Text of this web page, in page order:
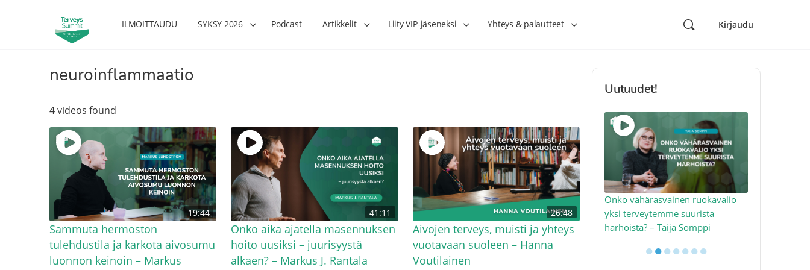
ILMOITTAUDU SYKSY 2026 Podcast Artikkelit Liity VIP-jäseneksi Yhteys & palautteet Kirjaudu
neuroinflammaatio
4 videos found
19:44
Sammuta hermoston
tulehdustila ja karkota aivosumu
luonnon keinoin – Markus
41:11
Onko aika ajatella masennuksen
hoito uusiksi – juurisyystä
alkaen? – Markus J. Rantala
26:48
Aivojen terveys, muisti ja yhteys
vuotavaan suoleen – Hanna
Voutilainen
Uutuudet!
Lihasharjoittelu on naisen tärkein
hormonihoito – Kaisa Jaakkola
Verisuonet priimakuntoon – näin
tuet verenkiertoa ruuan voimalla –
Hanna Voutilainen
Onko vähärasvainen ruokavalio
yksi terveytemme suurista
harhoista? – Taija Somppi
●●●●●●●